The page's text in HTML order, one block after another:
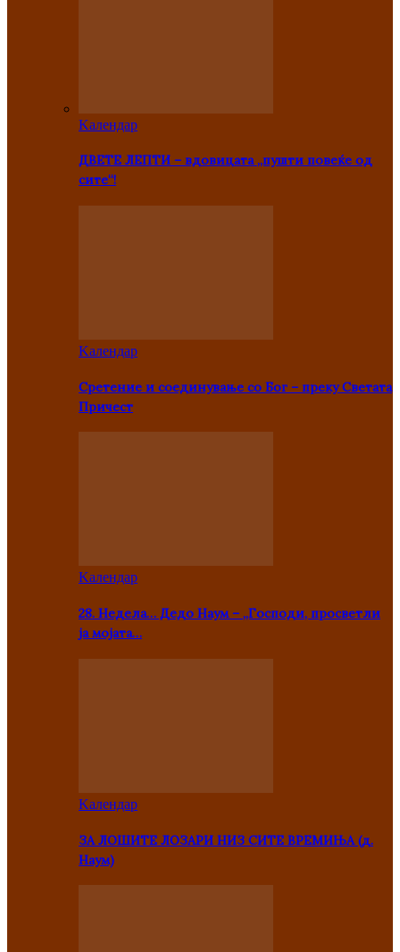
Kалендар
ДВЕТЕ ЛЕПТИ – вдовицата „пушти повеќе од
сите“!
Kалендар
Сретение и соединување со Бог – преку Светата
Причест
Kалендар
28. Недела… Дедо Наум – „Господи, просветли
ја мојата…
Kалендар
ЗА ЛОШИТЕ ЛОЗАРИ НИЗ СИТЕ ВРЕМИЊА (д.
Наум)